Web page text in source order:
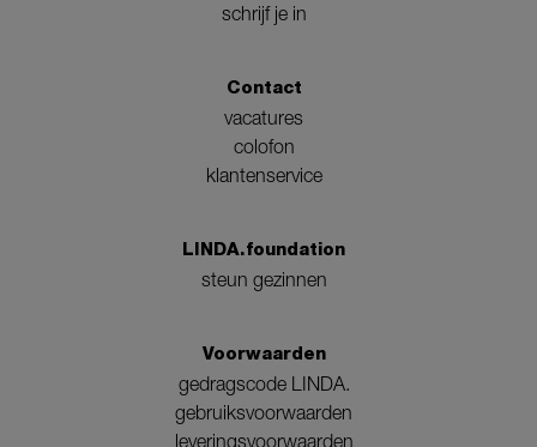
schrijf je in
Contact
vacatures
colofon
klantenservice
LINDA.foundation
steun gezinnen
Voorwaarden
gedragscode LINDA.
gebruiksvoorwaarden
leveringsvoorwaarden